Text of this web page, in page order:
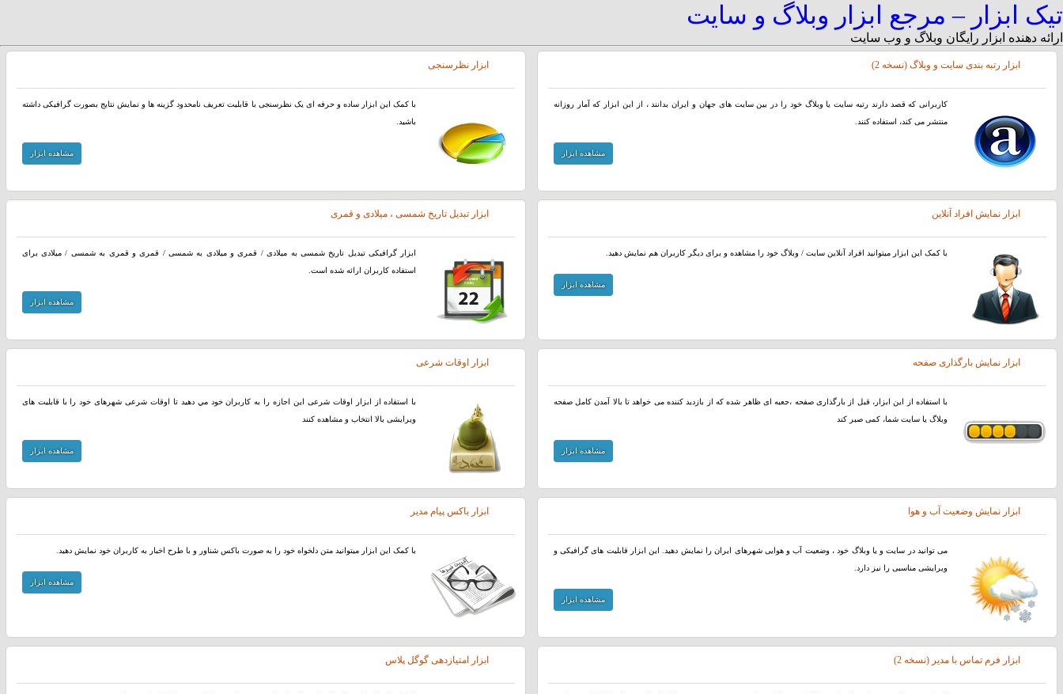
تیک ابزار – مرجع ابزار وبلاگ و سایت
ارائه دهنده ابزار رایگان وبلاگ و وب سایت
ابزار رتبه بندی سایت و وبلاگ (نسخه 2)
کاربرانی که قصد دارند رتبه سایت یا وبلاگ خود را در بین سایت های جهان و ایران بدانند ، از این ابزار که آمار روزانه
منتشر می کند، استفاده کنند.
مشاهده ابزار
ابزار نظرسنجی
با کمک این ابزار ساده و حرفه ای یک نظرسنجی با قابلیت تعریف نامحدود گزینه ها و نمایش نتایج بصورت گرافیکی داشته
باشید.
مشاهده ابزار
ابزار نمایش افراد آنلاین
با کمک این ابزار میتوانید افراد آنلاین سایت / وبلاگ خود را مشاهده و برای دیگر کاربران هم نمایش دهید.
مشاهده ابزار
ابزار تبدیل تاریخ شمسی ، میلادی و قمری
ابزار گرافیکی تبدیل تاریخ شمسی به میلادی / قمری و میلادی به شمسی / قمری و قمری به شمسی / میلادی برای
استفاده کاربران ارائه شده است.
مشاهده ابزار
ابزار نمایش بارگذاری صفحه
با استفاده از اين ابزار، قبل از بارگذاری صفحه ،جعبه ای ظاهر شده که از بازدید کننده می خواهد تا بالا آمدن کامل صفحه
وبلاگ یا سایت شما، کمی صبر کند
مشاهده ابزار
ابزار اوقات شرعی
با استفاده از ابزار اوقات شرعی اين اجازه را به کاربران خود مي دهيد تا اوقات شرعی شهرهای خود را با قابلیت های
ویرایشی بالا انتخاب و مشاهده کنند
مشاهده ابزار
ابزار نمایش وضعیت آب و هوا
می توانید در سایت و یا وبلاگ خود ، وضعیت آب و هوایی شهرهای ایران را نمایش دهید. این ابزار قابلیت های گرافیکی و
ویرایشی مناسبی را نیز دارد.
مشاهده ابزار
ابزار باکس پیام مدیر
با کمک این ابزار میتوانید متن دلخواه خود را به صورت باکس شناور و با طرح اخبار به کاربران خود نمایش دهید.
مشاهده ابزار
ابزار فرم تماس با مدیر (نسخه 2) ابزار امتیازدهی گوگل پلاس